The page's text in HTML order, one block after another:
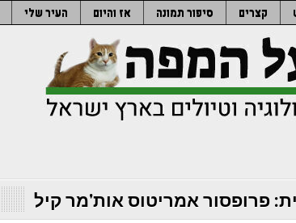
קצרים סיפור תמונה אז והיום העיר שלי
פרופסור אמריטוס אות'מר קיל